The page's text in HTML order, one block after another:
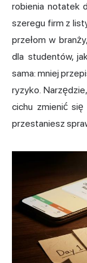
robienia notatek
szeregu firm z
przełom w
dla studentów,
sama: mniej
ryzyko.
cichu zmienić
przestaniesz